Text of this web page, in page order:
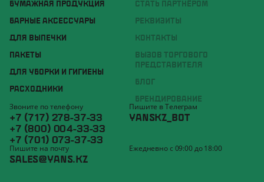
БУМАЖНАЯ ПРОДУКЦИЯ
БАРНЫЕ АКСЕССУАРЫ
ДЛЯ ВЫПЕЧКИ
ПАКЕТЫ
ДЛЯ УБОРКИ И ГИГИЕНЫ
РАСХОДНИКИ
СТАТЬ ПАРТНЁРОМ
РЕКВИЗИТЫ
КОНТАКТЫ
ВЫЗОВ ТОРГОВОГО
ПРЕДСТАВИТЕЛЯ
БЛОГ
БРЕНДИРОВАНИЕ
Звоните по телефону
+7 (717) 278-37-33
+7 (800) 004-33-33
+7 (701) 073-37-33
Пишите в Телеграм
YANSKZ_BOT
Пишите на почту
SALES@YANS.KZ
Ежедневно с 09:00 до 18:00